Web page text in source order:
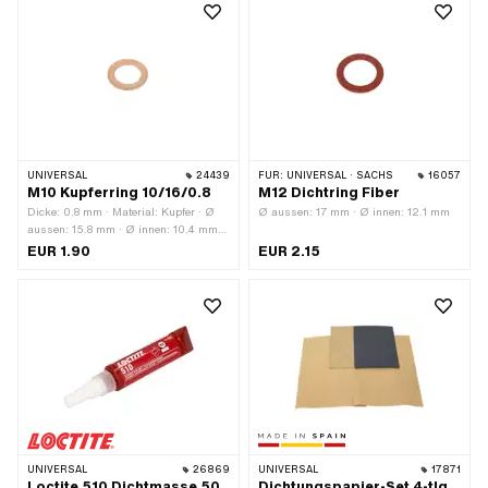
UNIVERSAL 24439
M10 Kupferring 10/16/0.8
Dicke: 0.8 mm · Material: Kupfer · Ø
aussen: 15.8 mm · Ø innen: 10.4 mm ·
Pony OEM-Nr.: A1817 · Sachs OEM-
EUR 1.90
FÜR: UNIVERSAL · SACHS 16057
M12 Dichtring Fiber
Ø aussen: 17 mm · Ø innen: 12.1 mm
EUR 2.15
UNIVERSAL 26869 UNIVERSAL 17871